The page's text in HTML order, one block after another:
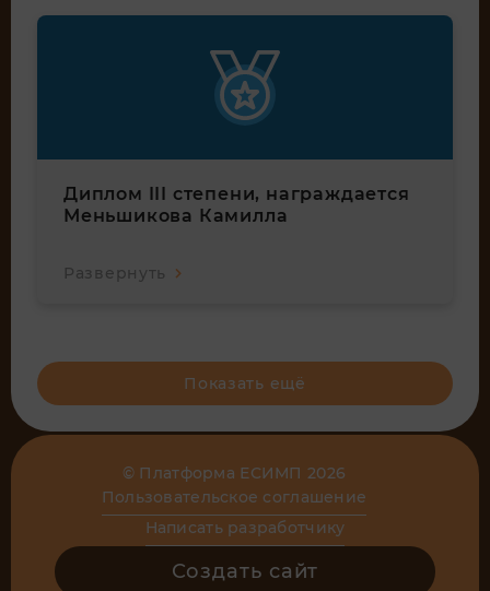
Диплом III степени, награждается
Меньшикова Камилла
Развернуть
Показать ещё
© Платформа ЕСИМП 2026
Пользовательское соглашение
Написать разработчику
Создать сайт